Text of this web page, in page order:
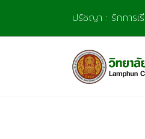
content
ปรัชญา : รักการเ